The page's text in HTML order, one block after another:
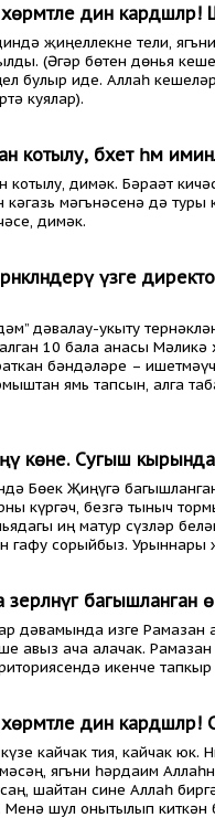
дин кардәшләр!
җиңеллекне тели,
(Әгәр бөтен дөнья
булыр иде. Аллаһ
куялар).
котылу, бәхет һәм
димәк. Бәраәт
кәгазь мәгънәсенә дә
димәк.
үзәге
дәвалау-укыту
10 бала анасы
бәндәләре –
ямь тапсын, алга
көне. Сугыш
Бөек Җиңүгә
күргәч, безгә тыныч
иң матур сүзләр
гафу сорыйбыз. Урыннары
багышланган
дәвамында изге
авыз ача алачак.
икенче
дин кардәшләр!
кайчак тия, кайчак юк.
ягъни һәрдаим
шайтан сине Аллаһ
Менә шул онытылып